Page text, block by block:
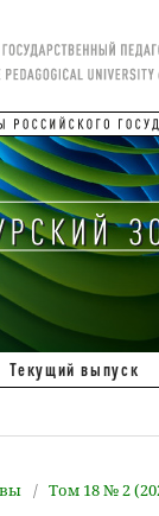
Текущий выпуск
/ Том 18 № 2